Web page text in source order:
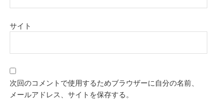
サイト
次回のコメントで使用するためブラウザーに自分の名前、
メールアドレス、サイトを保存する。